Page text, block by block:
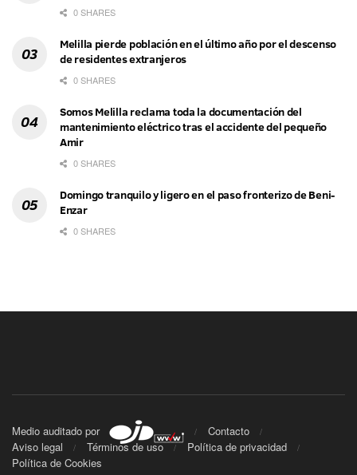
0 SHARES
Melilla pierde población en el último año por el descenso
de residentes extranjeros
0 SHARES
Somos Melilla reclama toda la documentación del
mantenimiento eléctrico tras el accidente del pequeño
Amir
0 SHARES
Domingo tranquilo y ligero en el paso fronterizo de Beni-
Enzar
0 SHARES
Medio auditado por
Contacto
Aviso legal
Términos de uso
Política de privacidad
Política de Cookies